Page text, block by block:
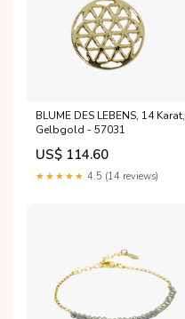
BLUME DES LEBENS, 14 Karat,
Gelbgold - 57031
US$ 114.60
★★★★★ 4.5 (14 reviews)